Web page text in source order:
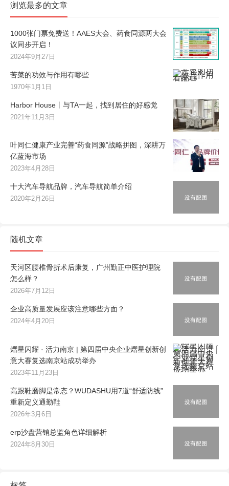
浏览最多的文章
1000张门票免费送！AAES大会、药食同源两大会
议同步开启！
2024年9月27日
苦菜的功效与作用有哪些
1970年1月1日
Harbor House丨与TA一起，找到居住的好感觉
2021年11月3日
叶同仁健康产业完善“药食同源”战略拼图，深耕万
亿蓝海市场
2023年4月28日
十大汽车导航品牌，汽车导航简单介绍
2020年2月26日
随机文章
天河区腰椎骨折术后康复，广州勤正中医护理院
怎么样？
2026年7月12日
企业高质量发展应该注意哪些方面？
2024年4月20日
熠星闪耀 · 活力南京 | 第四届中央企业熠星创新创
意大赛复选南京站成功举办
2023年11月23日
高跟鞋磨脚是常态？WUDASHU用7道“舒适防线”
重新定义通勤鞋
2026年3月6日
erp沙盘营销总监角色详细解析
2024年8月30日